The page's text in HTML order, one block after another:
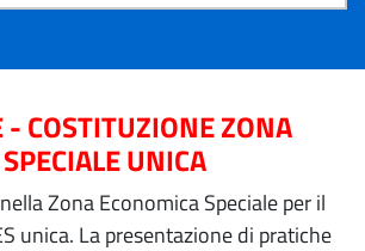
COSTITUZIONE ZONA
UNICA
Zona Economica Speciale per il
unica. La presentazione di pratiche